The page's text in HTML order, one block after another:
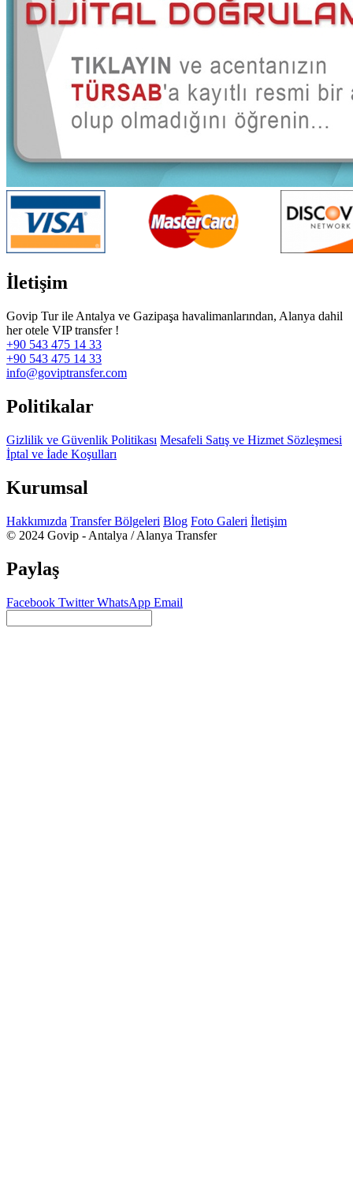
İletişim
Govip Tur ile Antalya ve Gazipaşa havalimanlarından, Alanya dahil
her otele VIP transfer !
+90 543 475 14 33
+90 543 475 14 33
info@goviptransfer.com
Politikalar
Gizlilik ve Güvenlik Politikası Mesafeli Satış ve Hizmet Sözleşmesi
İptal ve İade Koşulları
Kurumsal
Hakkımızda Transfer Bölgeleri Blog Foto Galeri İletişim
© 2024 Govip - Antalya / Alanya Transfer
Paylaş
Facebook TwitterWhatsApp Email